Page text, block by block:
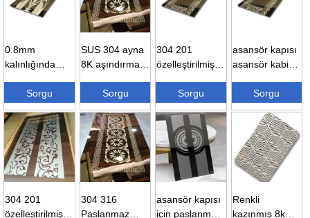
0.8mm
kalınlığında
paslanmaz
çelik...
Sorgu
SUS 304 ayna
8K aşındırma
paslan...
Sorgu
304 201
özelleştirilmiş
desen 4×8
paslan...
Sorgu
asansör kapısı
asansör kabin
kaplama ...
Sorgu
304 201
özelleştirilmiş
304 316
Paslanmaz
asansör kapısı
için paslanmaz
Renkli
kazınmış 8k